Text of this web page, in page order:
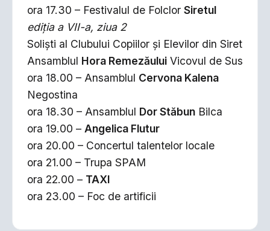
ora 17.30 – Festivalul de Folclor Siretul
ediția a VII-a, ziua 2
Soliști al Clubului Copiilor și Elevilor din Siret
Ansamblul Hora Remezăului Vicovul de Sus
ora 18.00 – Ansamblul Cervona Kalena
Negostina
ora 18.30 – Ansamblul Dor Stăbun Bilca
ora 19.00 – Angelica Flutur
ora 20.00 – Concertul talentelor locale
ora 21.00 – Trupa SPAM
ora 22.00 – TAXI
ora 23.00 – Foc de artificii